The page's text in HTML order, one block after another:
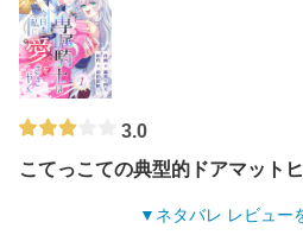
3.0
こてっこての典型的ドアマット
ネタバレ レビュー